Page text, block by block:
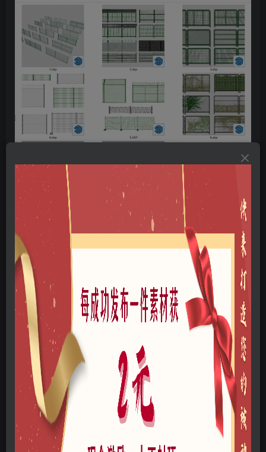
农场篮球场铁丝网护栏防护绿色皮铁艺栅栏栏杆围栏su模型草图大师
此内容为免费资源，请登录后查看
登录查看
格式
skp
大小
613MB
免费资源